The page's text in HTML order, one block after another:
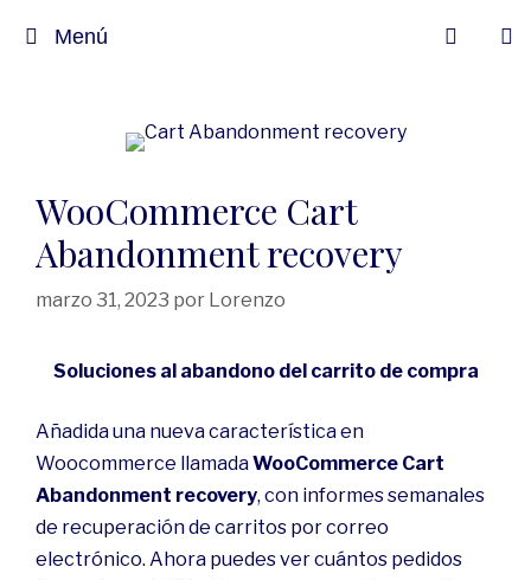
Menú
WooCommerce Cart
Abandonment recovery
marzo 31, 2023 por Lorenzo
Soluciones al abandono del carrito de compra
Añadida una nueva característica en
Woocommerce llamadaWooCommerce Cart
Abandonment recovery, con informes semanales
de recuperación de carritos por correo
electrónico. Ahora puedes ver cuántos pedidos